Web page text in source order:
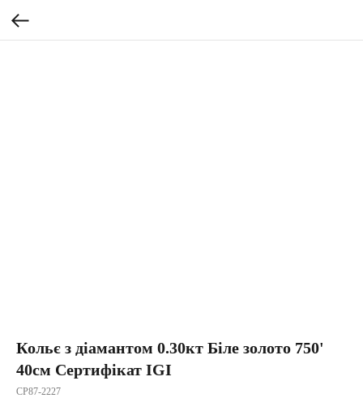
Кольє з діамантом 0.30кт Біле золото 750'
40см Сертифікат IGI
CP87-2227